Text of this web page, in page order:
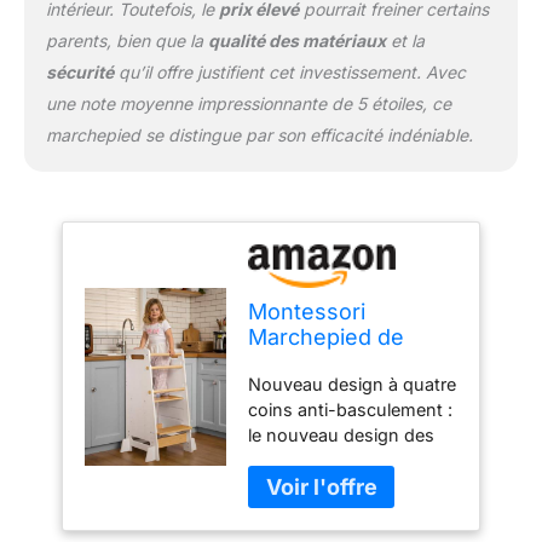
sécurité de votre enfant.
Pédales réglables : les
pédales sur le bas de
nos tabourets de cuisine
pour enfants sont
pouvez régler la hauteur
du tabouret pour enfant
pour les pédales d'évier
de cuisine selon vos
besoins. Favorise
l'indépendance : notre
marchepied sûr pour les
tout-petits est parfait
pour enseigner aux
à 4 ans comment se
laver les mains, se
brosser les dents,
intérieur. Toutefois, le prix élevépourrait freiner certains
parents, bien que la qualité des matériauxet la
sécuritéqu’il offre justifient cet investissement. Avec
une note moyenne impressionnante de 5 étoiles, ce
marchepied se distingue par son efficacité indéniable.
Montessori
Marchepied de
petits – Tour
d'apprentissage
debout pour
comptoir de cuisine
pour enfants –
Marchepied debout
Nouveau design à quatre
coins anti-basculement :
le nouveau design des
basculement peut
garantir la stabilité de ce
tabouret de cuisine. Il est